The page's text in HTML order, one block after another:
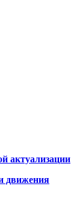
актуализации
движения